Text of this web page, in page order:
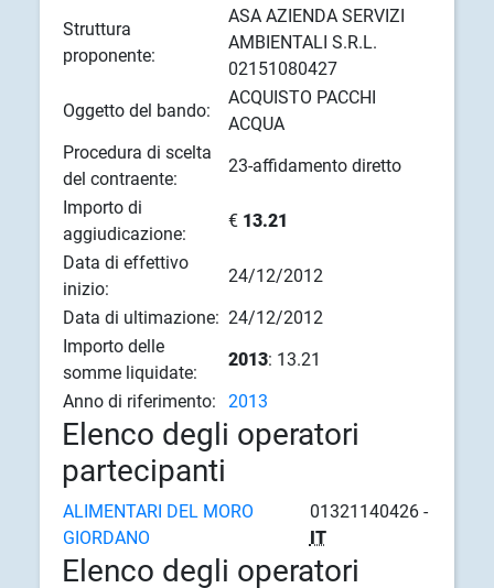
Struttura
proponente:
ASA AZIENDA SERVIZI
AMBIENTALI S.R.L.
02151080427
Oggetto del bando:
ACQUISTO PACCHI
ACQUA
Procedura di scelta
del contraente:
23-affidamento diretto
Importo di
aggiudicazione:
€ 13.21
Data di effettivo
inizio:
24/12/2012
Data di ultimazione: 24/12/2012
Importo delle
somme liquidate:
2013: 13.21
Anno di riferimento:
2013
Elenco degli operatori
partecipanti
ALIMENTARI DEL MORO
GIORDANO
01321140426 -
IT
Elenco degli operatori